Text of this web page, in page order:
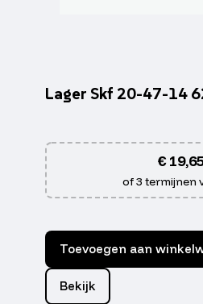
Lager Skf 20-47-14
€
of 3 termijnen
Toevoegen aan
Bekijk